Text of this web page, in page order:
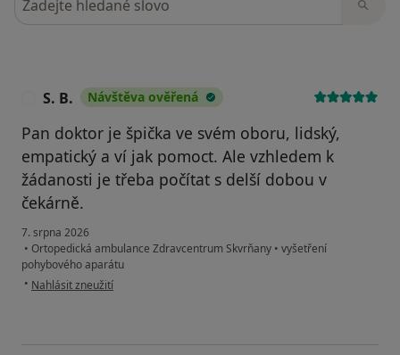
S. B. Návštěva ověřená
Pan doktor je špička ve svém oboru, lidský,
empatický a ví jak pomoct. Ale vzhledem k
žádanosti je třeba počítat s delší dobou v
čekárně.
7. srpna 2026
• Ortopedická ambulance Zdravcentrum Skvrňany • vyšetření
pohybového aparátu
• podle názoru uživatele S. B.
Nahlásit zneužití